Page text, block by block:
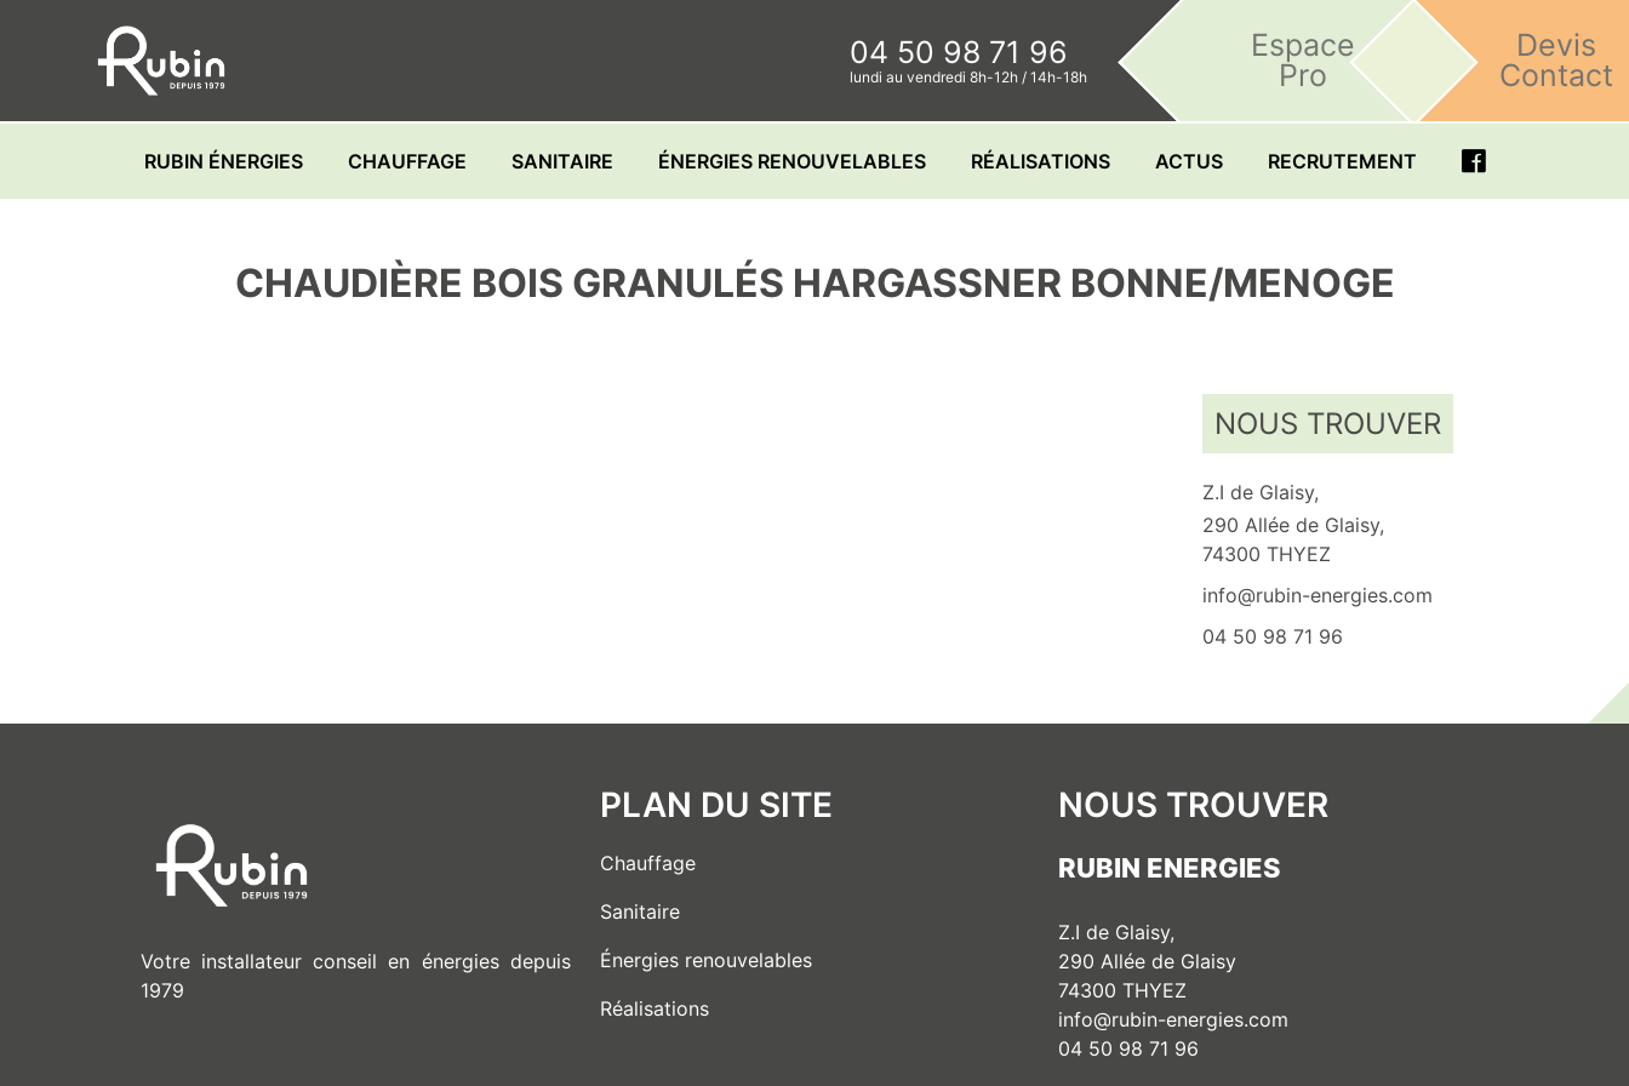
04 50 98 71 96
lundi au vendredi 8h-12h / 14h-18h
Espace
Pro
Devis
Contact
RUBIN ÉNERGIES CHAUFFAGE SANITAIRE ÉNERGIES RENOUVELABLES RÉALISATIONS ACTUS RECRUTEMENT
CHAUDIÈRE BOIS GRANULÉS HARGASSNER BONNE/MENOGE
NOUS TROUVER
Z.I de Glaisy,
290 Allée de Glaisy,
74300 THYEZ
info@rubin-energies.com
04 50 98 71 96
Votre installateur conseil en énergies depuis
1979
PLAN DU SITE
Chauffage
Sanitaire
Énergies renouvelables
Réalisations
NOUS TROUVER
RUBIN ENERGIES
Z.I de Glaisy,
290 Allée de Glaisy
74300 THYEZ
info@rubin-energies.com
04 50 98 71 96